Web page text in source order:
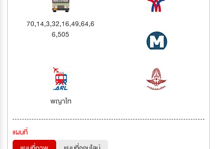
70,14,3,32,16,49,64,6
6,505
พญาไท
แผนที่